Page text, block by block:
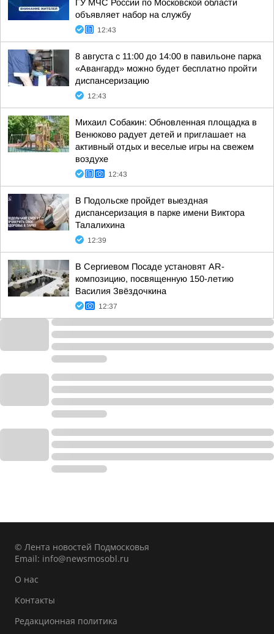
ГУ МЧС России по Московской области
объявляет набор на службу
12:43
8 августа с 11:00 до 14:00 в павильоне парка
«Авангард» можно будет бесплатно пройти
диспансеризацию
12:43
Михаил Собакин: Обновленная площадка в
Венюково радует детей и приглашает на
активный отдых и веселые игры на свежем
воздухе
12:43
В Подольске пройдет выездная
диспансеризация в парке имени Виктора
Талалихина
12:39
В Сергиевом Посаде установят AR-
композицию, посвященную 150-летию
Василия Звёздочкина
12:37
© Лента новостей Подмосковья
Email: info@newsmosobl.ru
О нас
Контакты
Редакционная политика